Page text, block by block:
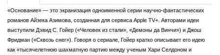
«Основание» — это экранизация одноименной серии научно-фантастических
романов Айзека Азимова, созданная для сервиса Apple TV+. Авторами идеи
выступили Дэвид С. Гойер («Человек из стали», «Демоны да Винчи») и Джош
Фридман («Сквозь снег»). Говоря о сериале, Гойер кратко описывает его идею
как «тысячелетнюю шахматную партию между ученым Хари Селдоном и